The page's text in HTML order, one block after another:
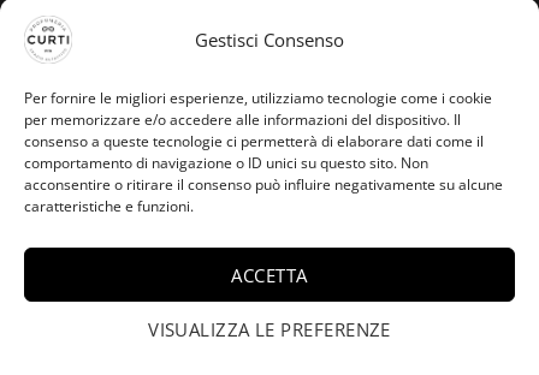
Gestisci Consenso
Per fornire le migliori esperienze, utilizziamo tecnologie come i cookie
per memorizzare e/o accedere alle informazioni del dispositivo. Il
consenso a queste tecnologie ci permetterà di elaborare dati come il
comportamento di navigazione o ID unici su questo sito. Non
acconsentire o ritirare il consenso può influire negativamente su alcune
caratteristiche e funzioni.
ACCETTA
VISUALIZZA LE PREFERENZE
Blog
I nostri canali social